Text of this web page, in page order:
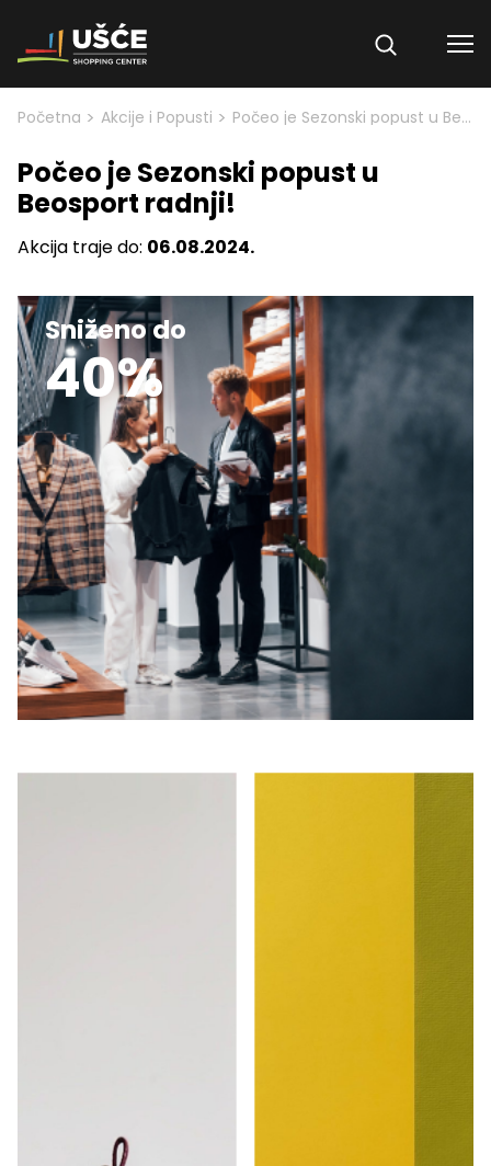
Skip to content
Početna > Akcije i Popusti > Počeo je Sezonski popust u Beosport radnji!
Počeo je Sezonski popust u
Beosport radnji!
Akcija traje do: 06.08.2024.
Sniženo do
40%